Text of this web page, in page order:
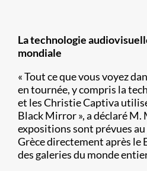
La technologie
mondiale
« Tout ce que vous voyez
en tournée, y compris la
et les Christie Captiva
Black Mirror », a déclaré M.
expositions sont prévues
Grèce directement après le
des galeries du monde